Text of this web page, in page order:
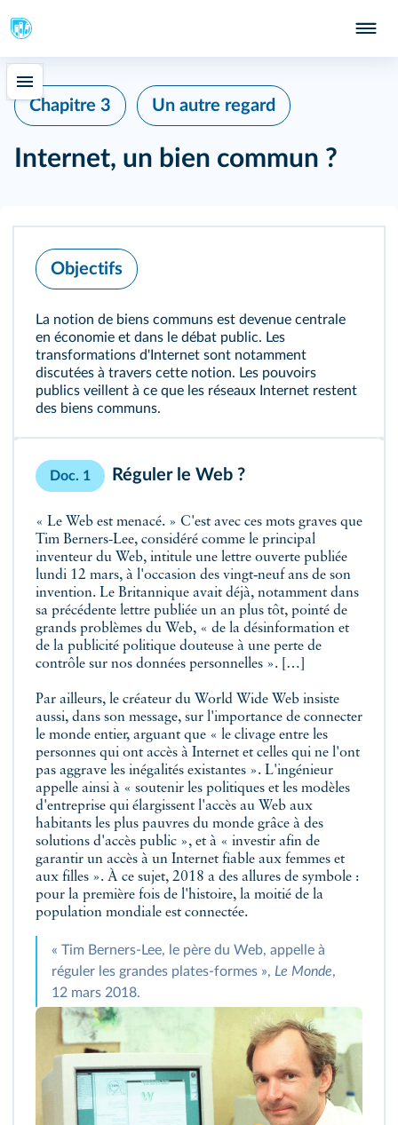
Chapitre 3 Un autre regard
Internet, un bien commun ?
Objectifs
La notion de biens communs est devenue centrale
en économie et dans le débat public. Les
transformations d'Internet sont notamment
discutées à travers cette notion. Les pouvoirs
publics veillent à ce que les réseaux Internet restent
des biens communs.
Doc. 1 Réguler le Web ?
« Le Web est menacé. » C'est avec ces mots graves que
Tim Berners-Lee, considéré comme le principal
inventeur du Web, intitule une lettre ouverte publiée
lundi 12 mars, à l'occasion des vingt‑neuf ans de son
invention. Le Britannique avait déjà, notamment dans
sa précédente lettre publiée un an plus tôt, pointé de
grands problèmes du Web, « de la désinformation et
de la publicité politique douteuse à une perte de
contrôle sur nos données personnelles ». […]
Par ailleurs, le créateur du World Wide Web insiste
aussi, dans son message, sur l'importance de connecter
le monde entier, arguant que « le clivage entre les
personnes qui ont accès à Internet et celles qui ne l'ont
pas aggrave les inégalités existantes ». L'ingénieur
appelle ainsi à « soutenir les politiques et les modèles
d'entreprise qui élargissent l'accès au Web aux
habitants les plus pauvres du monde grâce à des
solutions d'accès public », et à « investir afin de
garantir un accès à un Internet fiable aux femmes et
aux filles ». À ce sujet, 2018 a des allures de symbole :
pour la première fois de l'histoire, la moitié de la
population mondiale est connectée.
« Tim Berners-Lee, le père du Web, appelle à
réguler les grandes plates‑formes », Le Monde,
12 mars 2018.